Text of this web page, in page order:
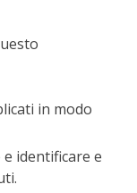
in modo
identificare e